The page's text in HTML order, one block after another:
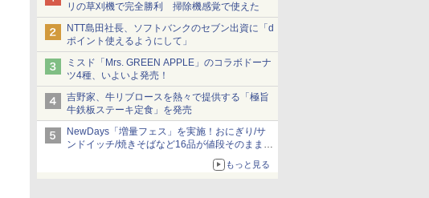
リの草刈機で完全勝利 掃除機感覚で使えた
NTT島田社長、ソフトバンクのセブン出資に「d
ポイント使えるようにして」
ミスド「Mrs. GREEN APPLE」のコラボドーナ
ツ4種、いよいよ発売！
吉野家、牛リブロースを熱々で提供する「極旨
牛鉄板ステーキ定食」を発売
NewDays「増量フェス」を実施！おにぎり/サ
ンドイッチ/焼きそばなど16品が値段そのままで
もっと見る